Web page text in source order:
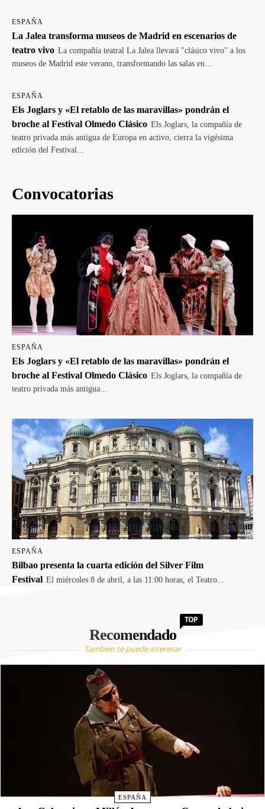
ESPAÑA
La Jalea transforma museos de Madrid en escenarios de
teatro vivo La compañía teatral La Jalea llevará "clásico vivo" a los
museos de Madrid este verano, transformando las salas en...
ESPAÑA
Els Joglars y «El retablo de las maravillas» pondrán el
broche al Festival Olmedo Clásico Els Joglars, la compañía de
teatro privada más antigua de Europa en activo, cierra la vigésima
edición del Festival...
Convocatorias
ESPAÑA
Els Joglars y «El retablo de las maravillas» pondrán el
broche al Festival Olmedo Clásico Els Joglars, la compañía de
teatro privada más antigua...
ESPAÑA
Bilbao presenta la cuarta edición del Silver Film
Festival El miércoles 8 de abril, a las 11:00 horas, el Teatro...
Recomendado
TOP
También te puede interesar
ESPAÑA